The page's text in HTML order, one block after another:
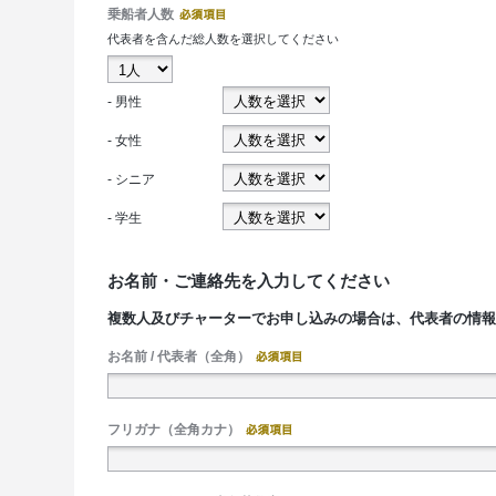
乗船者人数
代表者を含んだ総人数を選択してください
- 男性
- 女性
- シニア
- 学生
お名前・ご連絡先を入力してください
複数人及びチャーターでお申し込みの場合は、代表者の情
お名前 / 代表者（全角）
フリガナ（全角カナ）